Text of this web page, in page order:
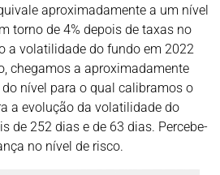
aproximadamente a um nível
torno de 4% depois de taxas no
a volatilidade do fundo em 2022
chegamos a aproximadamente
nível para o qual calibramos o
a evolução da volatilidade do
de 252 dias e de 63 dias. Percebe-
no nível de risco.